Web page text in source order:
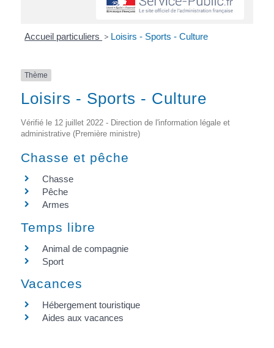
Accueil particuliers > Loisirs - Sports - Culture
Thème
Loisirs - Sports - Culture
Vérifié le 12 juillet 2022 - Direction de l'information légale et
administrative (Première ministre)
Chasse et pêche
Chasse
Pêche
Armes
Temps libre
Animal de compagnie
Sport
Vacances
Hébergement touristique
Aides aux vacances